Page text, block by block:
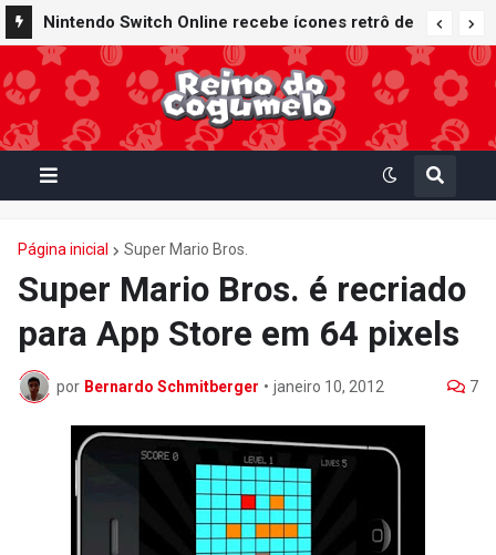
Nintendo Switch Online recebe ícones retrô de
Mario Paint (SNES) e Mario Kart: Super Circuit
(GBA)
Página inicial Super Mario Bros.
Super Mario Bros. é recriado
para App Store em 64 pixels
por Bernardo Schmitberger • janeiro 10, 2012 7